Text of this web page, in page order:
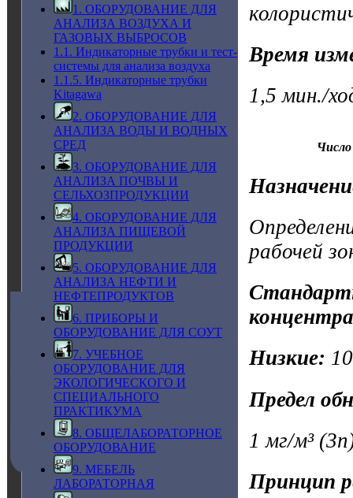
1. ОБОРУДОВАНИЕ ДЛЯ
АНАЛИЗА ВОЗДУХА И
ГАЗОВЫХ ВЫБРОСОВ
1.1. Индикаторные трубки и тест-
системы для анализа воздуха
1.1.5. Индикаторные трубки
Kitagawa
2. ОБОРУДОВАНИЕ ДЛЯ
АНАЛИЗА ВОДЫ И ВОДНЫХ
СРЕД
3. ОБОРУДОВАНИЕ ДЛЯ
АНАЛИЗА ПОЧВЫ И
СЕЛЬХОЗПРОДУКЦИИ
4. ОБОРУДОВАНИЕ ДЛЯ
АНАЛИЗА ПИЩЕВОЙ
ПРОДУКЦИИ
5. ОБОРУДОВАНИЕ ДЛЯ
АНАЛИЗА НЕФТИ И
НЕФТЕПРОДУКТОВ
6. ПРИБОРЫ И
ОБОРУДОВАНИЕ ДЛЯ СОУТ
7. УЧЕБНОЕ
ОБОРУДОВАНИЕ ДЛЯ
ЭКОЛОГИЧЕСКОГО И
СПЕЦИАЛЬНОГО
ПРАКТИКУМА
8. ОБЩЕЛАБОРАТОРНОЕ
ОБОРУДОВАНИЕ
9. МЕБЕЛЬ
ЛАБОРАТОРНАЯ
Время
1,5 мин./
рабочей
Низкие:
Предел
1 мг/м³
Принцип